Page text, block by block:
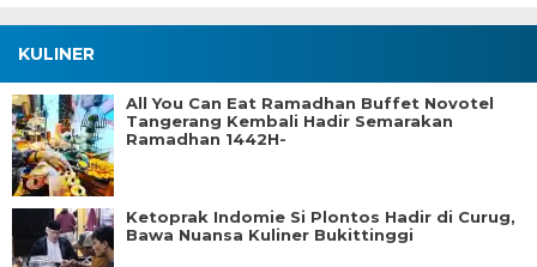
KULINER
All You Can Eat Ramadhan Buffet Novotel
Tangerang Kembali Hadir Semarakan
Ramadhan 1442H-
Ketoprak Indomie Si Plontos Hadir di Curug,
Bawa Nuansa Kuliner Bukittinggi